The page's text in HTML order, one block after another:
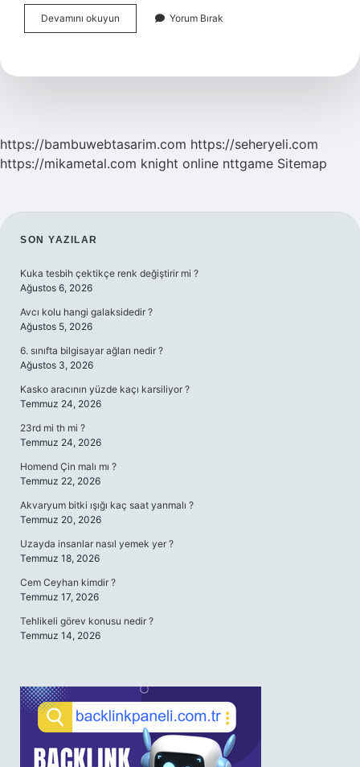
Devamını okuyun
Etmek
Yorum Bırak
https://bambuwebtasarim.com https://seheryeli.com
https://mikametal.com knight online nttgame Sitemap
SIDEBAR
SON YAZILAR
Kuka tesbih çektikçe renk değiştirir mi ?
Ağustos 6, 2026
Avcı kolu hangi galaksidedir ?
Ağustos 5, 2026
6. sınıfta bilgisayar ağları nedir ?
Ağustos 3, 2026
Kasko aracının yüzde kaçı karsiliyor ?
Temmuz 24, 2026
23rd mi th mi ?
Temmuz 24, 2026
Homend Çin malı mı ?
Temmuz 22, 2026
Akvaryum bitki ışığı kaç saat yanmalı ?
Temmuz 20, 2026
Uzayda insanlar nasıl yemek yer ?
Temmuz 18, 2026
Cem Ceyhan kimdir ?
Temmuz 17, 2026
Tehlikeli görev konusu nedir ?
Temmuz 14, 2026